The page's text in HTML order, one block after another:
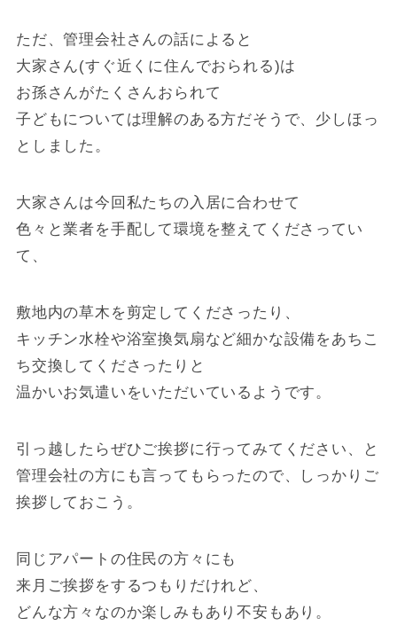
ただ、管理会社さんの話によると
大家さん(すぐ近くに住んでおられる)は
お孫さんがたくさんおられて
子どもについては理解のある方だそうで、少しほっ
としました。
大家さんは今回私たちの入居に合わせて
色々と業者を手配して環境を整えてくださってい
て、
敷地内の草木を剪定してくださったり、
キッチン水栓や浴室換気扇など細かな設備をあちこ
ち交換してくださったりと
温かいお気遣いをいただいているようです。
引っ越したらぜひご挨拶に行ってみてください、と
管理会社の方にも言ってもらったので、しっかりご
挨拶しておこう。
同じアパートの住民の方々にも
来月ご挨拶をするつもりだけれど、
どんな方々なのか楽しみもあり不安もあり。